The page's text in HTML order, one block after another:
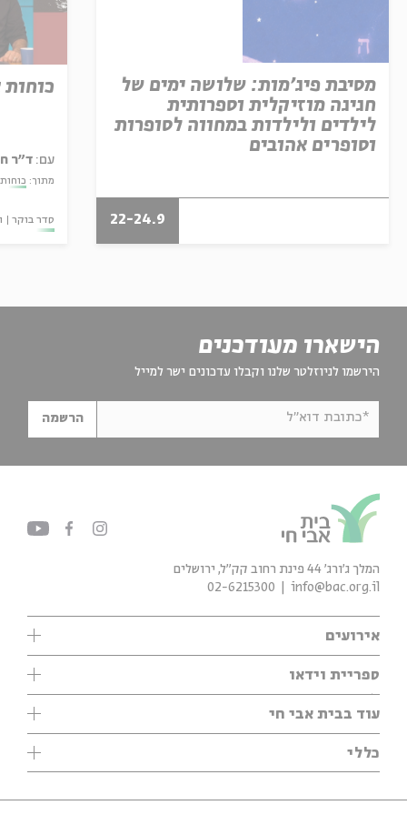
מסיבת פיג'מות: שלושה ימים של
חגיגה מוזיקלית וספרותית
לילדים ולילדות במחווה לסופרות
וסופרים אהובים
22-24.9
עם: ד"ר
מתוך:
סדר בוקר
הישארו מעודכנים
הירשמו לניוזלטר שלנו וקבלו עדכונים ישר למייל
*כתובת דוא"ל הרשמה
אירועים
עיון
אנגלית
נוער
סדרות
ספריית וידאו
ילדים
מוזיקה
עיון
מיוחדים
עוד בבית אבי חי
תערוכות
מיוחדים
כללי
אודות
המלך ג'ורג' 44 פינת רחוב קק״ל, ירושלים
info@bac.org.il
02-6215300